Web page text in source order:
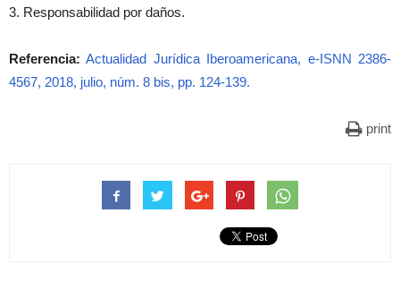
3. Responsabilidad por daños.
Referencia: Actualidad Jurídica Iberoamericana, e-ISNN 2386-
4567, 2018, julio, núm. 8 bis, pp. 124-139.
print